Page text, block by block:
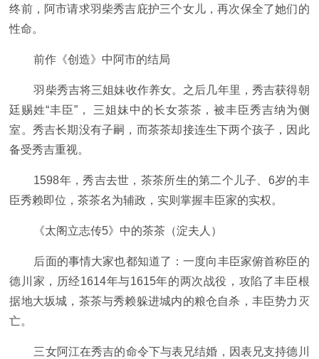
终前，阿市请求羽柴秀吉庇护三个女儿，再次保全了她们的
性命。
前作《创造》中阿市的结局
羽柴秀吉将三姐妹收作养女。之后几年里，秀吉获得朝
廷赐姓“丰臣”， 三姐妹中的长女茶茶，被丰臣秀吉纳为侧
室。秀吉长期没有子嗣，而茶茶却接连生下两个孩子，因此
备受秀吉重视。
1598年，秀吉去世，茶茶所生的第二个儿子、6岁的丰
臣秀赖即位，茶茶名为辅政，实则掌握丰臣家的实权。
《太阁立志传5》中的茶茶（淀夫人）
后面的事情大家也都知道了：一度向丰臣家俯首称臣的
德川家，历经1614年与1615年的两次战役，攻陷了丰臣根
据地大坂城，茶茶与秀赖躲进城内的粮仓自杀，丰臣势力灭
亡。
三女阿江在秀吉的命令下与表兄结婚，因表兄支持德川